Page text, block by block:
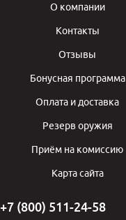
О компании
Контакты
Отзывы
Бонусная программа
Оплата и доставка
Резерв оружия
Приём на комиссию
Карта сайта
+7 (800) 511-24-58